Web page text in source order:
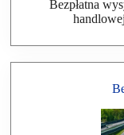
Bezpłatna